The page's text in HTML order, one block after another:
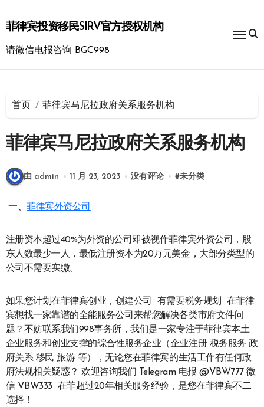
到
内
菲律宾投资移民SIRV官方授权机构
请微信电报咨询 BGC998
首页 菲律宾马尼拉政府关系服务机构
菲律宾马尼拉政府关系服务机构
由 admin 11 月 23, 2023 没有评论 #未分类
一、菲律宾外资公司
注册资本超过40%为外资的公司即被视作菲律宾外资公司，股
东人数最少一人，最低注册资本为20万元美金，大部分类型的
公司不需要实缴。
如果您计划在菲律宾创业，创建公司 有需要税务规划 在菲律
宾想找一家靠谱的全能服务公司来帮您解决各类市府文件问
题？不妨联系我们998事务所，我们是一家专注于菲律宾本土
企业服务和创业支撑的综合性服务企业（企业注册 税务服务 政
府关系 移民 旅游 等），无论您在菲律宾的生活工作有任何政
府法规相关疑惑？ 欢迎咨询我们 Telegram 电报 @VBW777 微
信 VBW333 在菲超过20年相关服务经验，是您在菲律宾不二
选择！